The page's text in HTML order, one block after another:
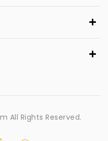
All Rights Reserved.